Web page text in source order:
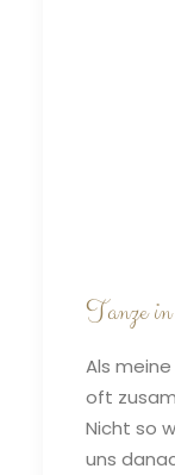
Tanze
Als
oft
Nicht so
uns